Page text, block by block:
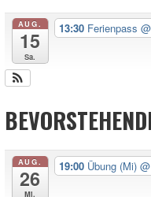
AUG.
15
Sa.
13:30 Ferienpass
AUG.
26
Mi.
19:00 Übung (Mi)